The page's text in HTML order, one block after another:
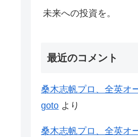
未来への投資を。
最近のコメント
桑木志帆プロ、全英オ
goto より
桑木志帆プロ、全英オ